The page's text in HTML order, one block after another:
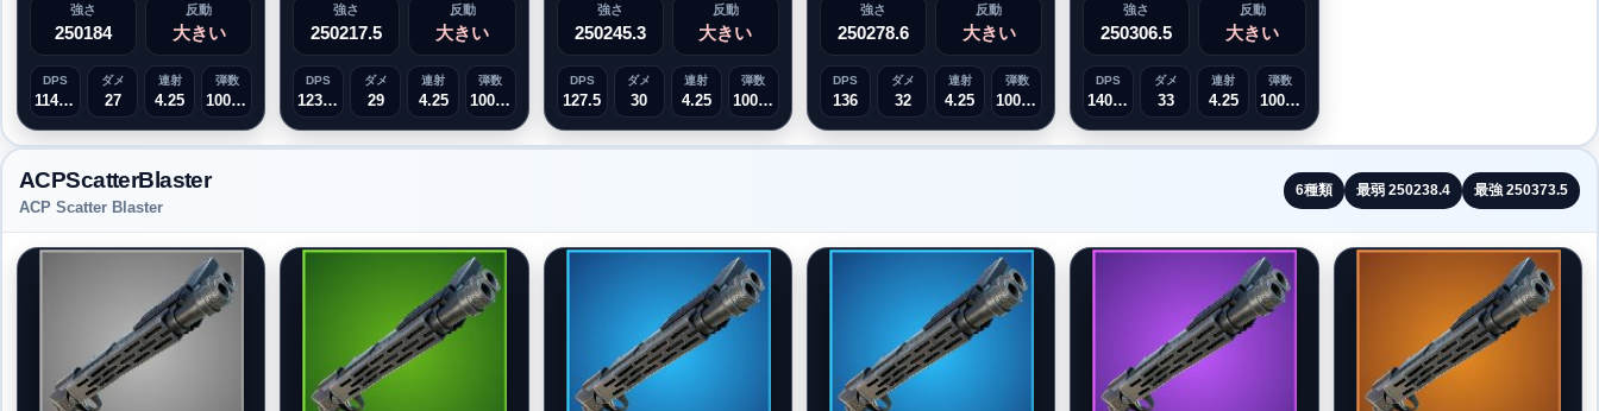
強さ
250184
反動
大きい
DPS
114.75
ダメ
27
連射
4.25
弾数
1000000
強さ
250217.5
反動
大きい
DPS
123.25
ダメ
29
連射
4.25
弾数
1000000
強さ
250245.3
反動
大きい
DPS
127.5
ダメ
30
連射
4.25
弾数
1000000
強さ
250278.6
反動
大きい
DPS
136
ダメ
32
連射
4.25
弾数
1000000
強さ
250306.5
反動
大きい
DPS
140.25
ダメ
33
連射
4.25
弾数
1000000
ACPScatterBlaster
ACP Scatter Blaster
6種類 最弱 250238.4 最強 250373.5